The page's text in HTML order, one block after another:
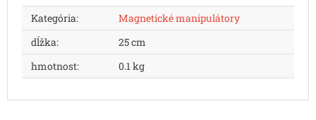
Kategória:
Magnetické manipulátory
dĺžka:
25 cm
hmotnost: 0.1 kg